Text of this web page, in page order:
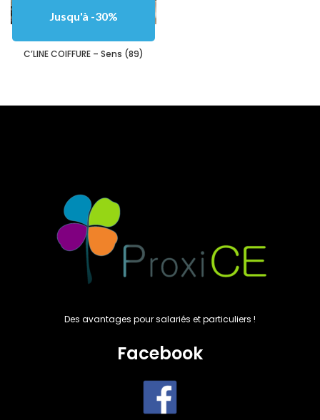
Jusqu'à -30%
C’LINE COIFFURE – Sens (89)
Des avantages pour salariés et particuliers !
Facebook